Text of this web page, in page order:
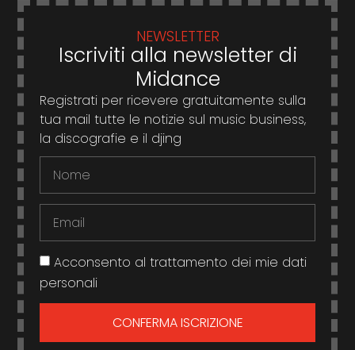
NEWSLETTER
Iscriviti alla newsletter di
Midance
Registrati per ricevere gratuitamente sulla
tua mail tutte le notizie sul music business,
la discografie e il djing
Acconsento al trattamento dei mie dati
personali
CONFERMA ISCRIZIONE